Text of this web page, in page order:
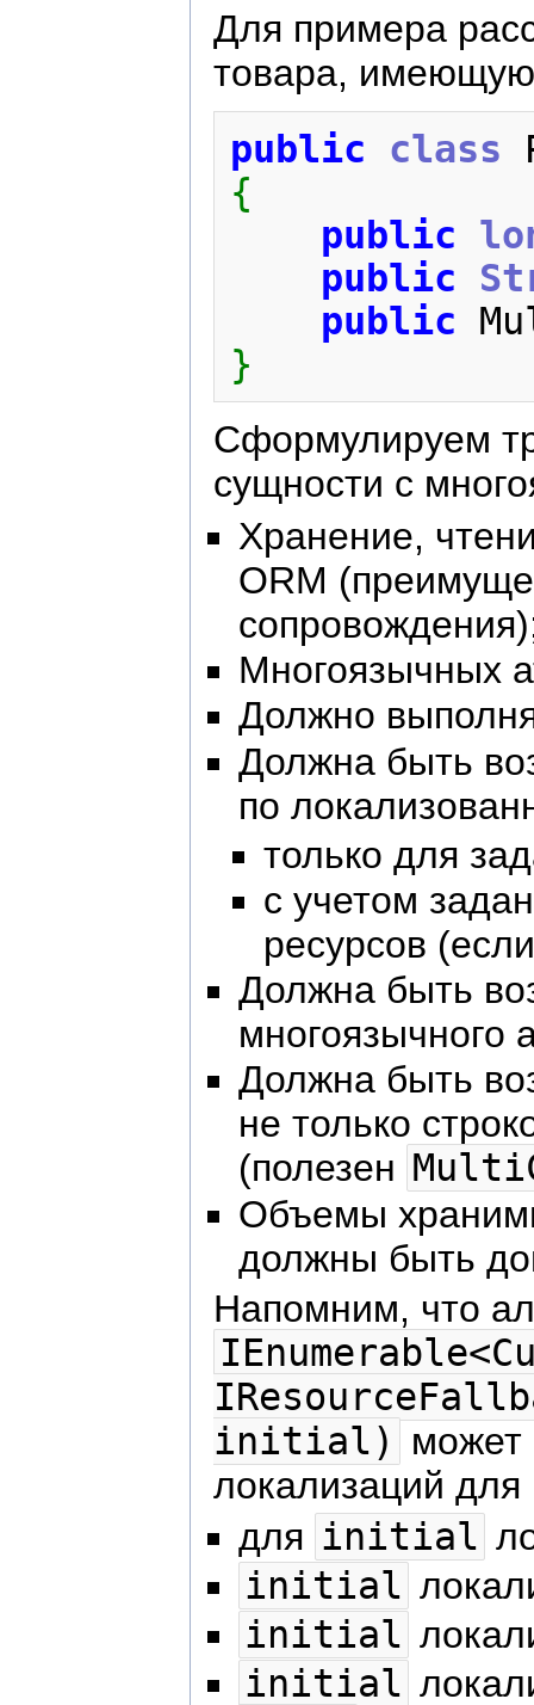
Для примера
товара,
public
class
{
public
public
public
}
Сформулируем
сущности с
Хранение,
ORM
Многоязычных
Должно
Должна быть
по
только для
с учетом
ресурсов
Должна быть
многоязычного
Должна быть
не только
(полезен
Объемы
должны быть
Напомним, что
initial)
может
локализаций
для initial
initial
initial
initial